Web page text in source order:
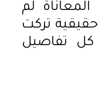
لم
تركت
كل تفاصيل